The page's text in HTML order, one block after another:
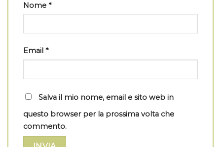
Nome *
Email *
Salva il mio nome, email e sito web in
questo browser per la prossima volta che
commento.